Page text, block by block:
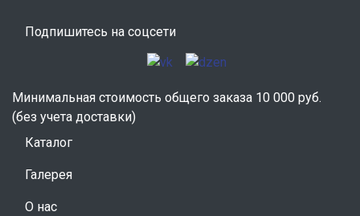
Подпишитесь на соцсети
Минимальная стоимость общего заказа 10 000 руб.
(без учета доставки)
Каталог
Галерея
О нас